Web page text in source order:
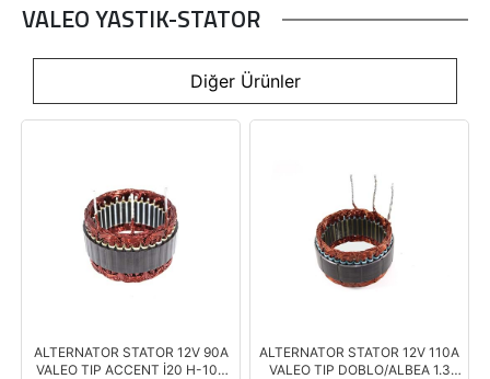
VALEO YASTIK-STATOR
Diğer Ürünler
ALTERNATOR STATOR 12V 90A
VALEO TIP ACCENT İ20 H-100
ALTERNATOR STATOR 12V 110A
VALEO TIP DOBLO/ALBEA 1.3